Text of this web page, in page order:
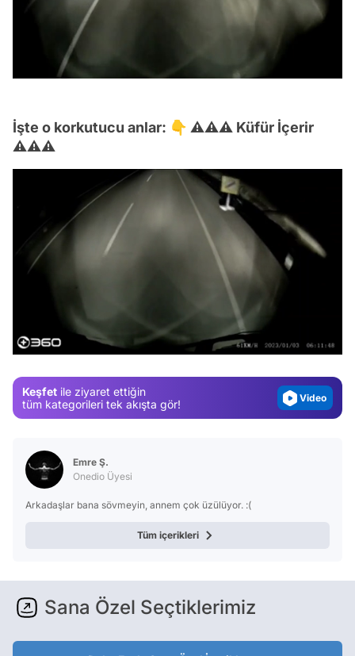
İşte o korkutucu anlar: 👇 ⚠⚠⚠ Küfür İçerir
⚠⚠⚠
Keşfet ile ziyaret ettiğin
tüm kategorileri tek akışta gör!
Gündem
Video
Emre Ş.
Onedio Üyesi
Arkadaşlar bana sövmeyin, annem çok üzülüyor. :(
Tüm içerikleri
Sana Özel Seçtiklerimiz